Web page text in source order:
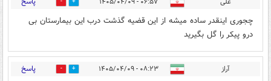
3
چجوری اینقدر ساده میشه از این قضیه گذشت درب این بیمارستان بی
درو پیکر را گل بگیرید
آراز ۰۸:۲۳ - ۱۴۰۵/۰۴/۰۹ 4 پاسخ